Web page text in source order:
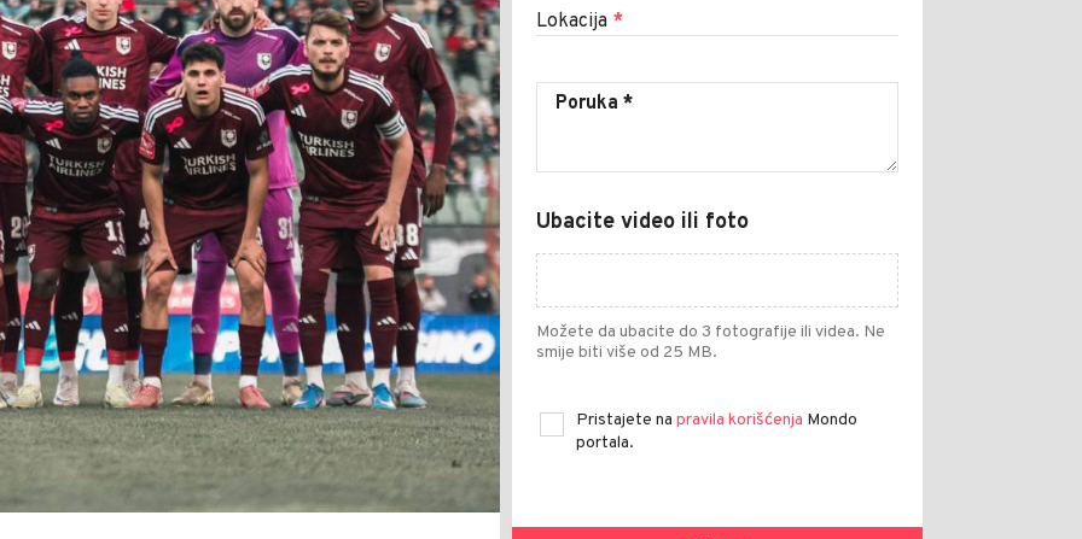
Lokacija *
Ubacite video ili foto
Možete da ubacite do 3 fotografije ili videa. Ne
smije biti više od 25 MB.
Pristajete na pravila korišćenja Mondo
portala.